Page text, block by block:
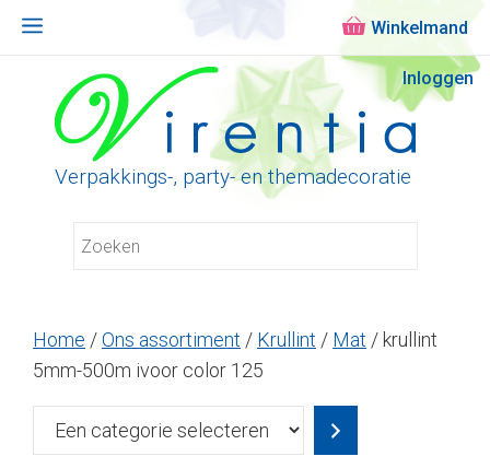
Inloggen
Verpakkings-, party- en themadecoratie
Menu
Home /Ons assortiment / Krullint / Mat / krullint
5mm-500m ivoor color 125
Een
categorie